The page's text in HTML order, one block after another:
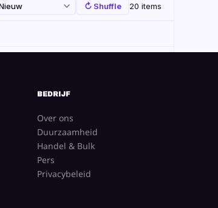
↻ Shuffle 20 items
BEDRIJF
Over ons
Duurzaamheid
Handel & Bulk
Pers
Privacybeleid